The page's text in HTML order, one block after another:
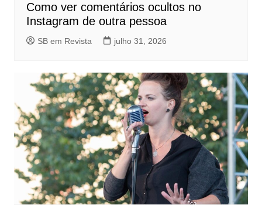
Como ver comentários ocultos no
Instagram de outra pessoa
SB em Revista julho 31, 2026